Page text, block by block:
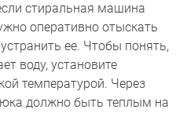
стиральная машина
оперативно отыскать
ее. Чтобы понять,
воду, установите
температурой. Через
должно быть теплым на